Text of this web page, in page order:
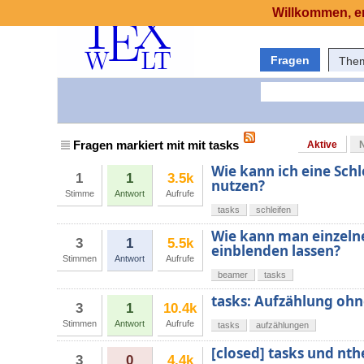
Fragen
Fragen markiert mit mit tasks Aktive
1
Stimme
1
Antwort
3.5k
Aufrufe
Wie kann ich eine
nutzen?
tasks schleifen
3
Stimmen
1
Antwort
5.5k
Aufrufe
Wie kann man
einblenden lassen?
beamer tasks
3
Stimmen
1
Antwort
10.4k
Aufrufe
tasks: Aufzählung
tasks aufzählungen
3 0 4.4k [closed] tasks und
Willkommen,